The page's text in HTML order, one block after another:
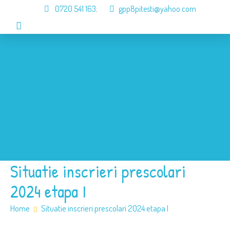
0720 541 163; gpp8pitesti@yahoo.com
Situatie inscrieri prescolari
2024 etapa I
Home Situatie inscrieri prescolari 2024 etapa I